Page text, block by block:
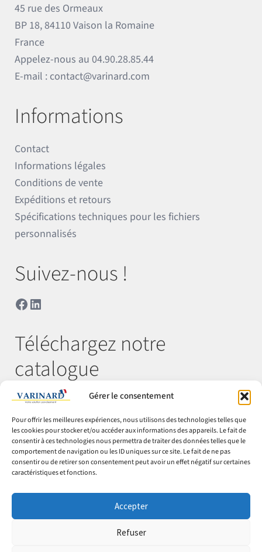
Gérer le consentement
Pour offrir les meilleures expériences, nous utilisons des technologies telles que
les cookies pour stocker et/ou accéder aux informations des appareils. Le fait de
consentir à ces technologies nous permettra de traiter des données telles que le
comportement de navigation ou les ID uniques sur ce site. Le fait de ne pas
consentir ou de retirer son consentement peut avoir un effet négatif sur certaines
caractéristiques et fonctions.
Accepter
Refuser
45 rue des Ormeaux
BP 18, 84110 Vaison la Romaine
France
Appelez-nous au04.90.28.85.44
E-mail : contact@varinard.com
Informations
Contact
Informations légales
Conditions de vente
Expéditions et retours
Spécifications techniques pour les fichiers
personnalisés
Suivez-nous !
Facebook
LinkedIn
Téléchargez notre
catalogue
© Varinard 2026